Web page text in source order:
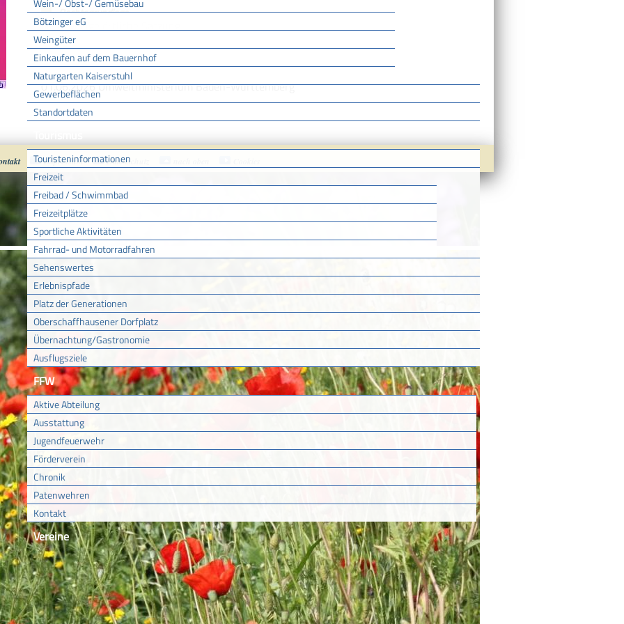
Wein-/ Obst-/ Gemüsebau
Bötzinger eG
Weingüter
Einkaufen auf dem Bauernhof
Naturgarten Kaiserstuhl
Gewerbeflächen
Standortdaten
Touristeninformationen
Freizeit
Freibad / Schwimmbad
Freizeitplätze
Sportliche Aktivitäten
Fahrrad- und Motorradfahren
Sehenswertes
Erlebnispfade
Platz der Generationen
Oberschaffhausener Dorfplatz
Übernachtung/Gastronomie
Ausflugsziele
FFW
Aktive Abteilung
Ausstattung
Jugendfeuerwehr
Förderverein
Chronik
Patenwehren
Kontakt
Vereine
Rechtsgrundlage
die jeweilige örtliche Satzung
Freigabevermerk
01.06.2026 Umweltministerium Baden-Württemberg
Impressum Datenschutz